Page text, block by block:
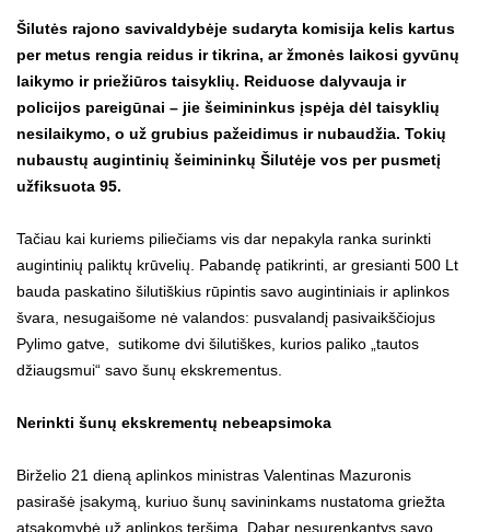
Šilutės rajono savivaldybėje sudaryta komisija kelis kartus
per metus rengia reidus ir tikrina, ar žmonės laikosi gyvūnų
laikymo ir priežiūros taisyklių. Reiduose dalyvauja ir
policijos pareigūnai – jie šeimininkus įspėja dėl taisyklių
nesilaikymo, o už grubius pažeidimus ir nubaudžia. Tokių
nubaustų augintinių šeimininkų Šilutėje vos per pusmetį
užfiksuota 95.
Tačiau kai kuriems piliečiams vis dar nepakyla ranka surinkti
augintinių paliktų krūvelių. Pabandę patikrinti, ar gresianti 500 Lt
bauda paskatino šilutiškius rūpintis savo augintiniais ir aplinkos
švara, nesugaišome nė valandos: pusvalandį pasivaikščiojus
Pylimo gatve, sutikome dvi šilutiškes, kurios paliko „tautos
džiaugsmui“ savo šunų ekskrementus.
Nerinkti šunų ekskrementų nebeapsimoka
Birželio 21 dieną aplinkos ministras Valentinas Mazuronis
pasirašė įsakymą, kuriuo šunų savininkams nustatoma griežta
atsakomybė už aplinkos teršimą. Dabar nesurenkantys savo